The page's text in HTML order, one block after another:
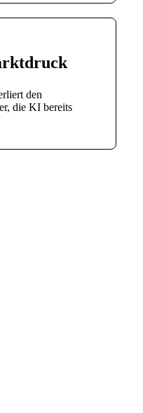
den
die KI bereits